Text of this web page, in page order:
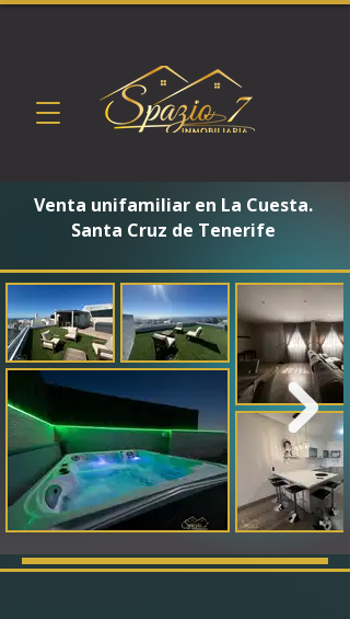
Venta unifamiliar en La Cuesta.
Santa Cruz de Tenerife